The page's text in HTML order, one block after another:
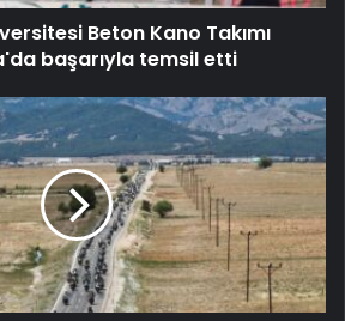
Beton Kano Takımı
başarıyla temsil etti